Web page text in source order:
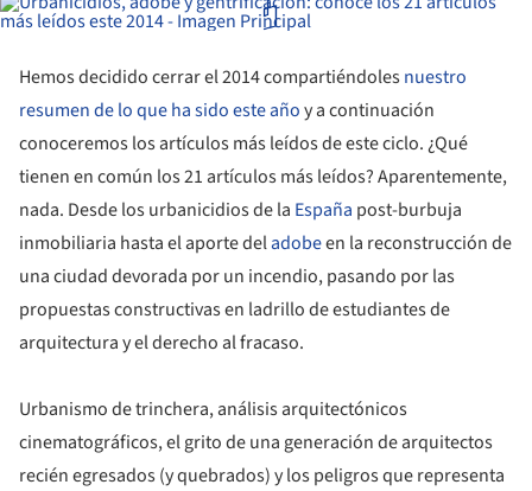
Hemos decidido cerrar el 2014 compartiéndolesnuestro
resumen de lo que ha sido este añoy a continuación
conoceremos los artículos más leídos de este ciclo. ¿Qué
tienen en común los 21 artículos más leídos? Aparentemente,
nada. Desde los urbanicidios de la España post-burbuja
inmobiliaria hasta el aporte deladobeen la reconstrucción de
una ciudad devorada por un incendio, pasando por las
propuestas constructivas en ladrillo de estudiantes de
arquitectura y el derecho al fracaso.
Urbanismo de trinchera, análisis arquitectónicos
cinematográficos, el grito de una generación de arquitectos
recién egresados (y quebrados) y los peligros que representa